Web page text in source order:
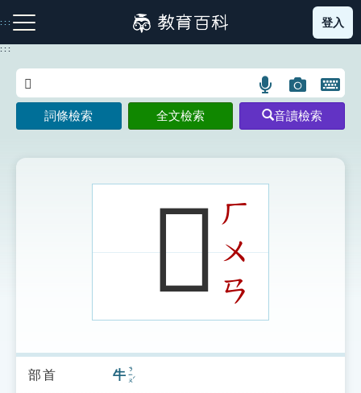
到
主
:::
注音索引圖示 筆畫索引圖示 部首索引表圖示
索引選單
登入
:::
語
言
搜
示
圖
片
搜
開
鍵
圖
詞條檢索 全文檢索 音讀檢索
𤛰ㄏ
ㄨ
ㄢ
部首 牛 ㄋㄧㄡˊ